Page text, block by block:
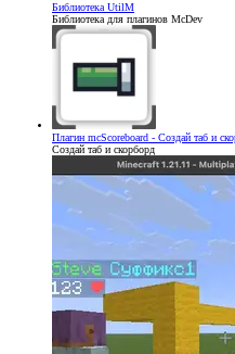
Библиотека UtilM
Библиотека для плагинов McDev
Плагин mcScoreboard - Создай таб и
Создай таб и скорборд